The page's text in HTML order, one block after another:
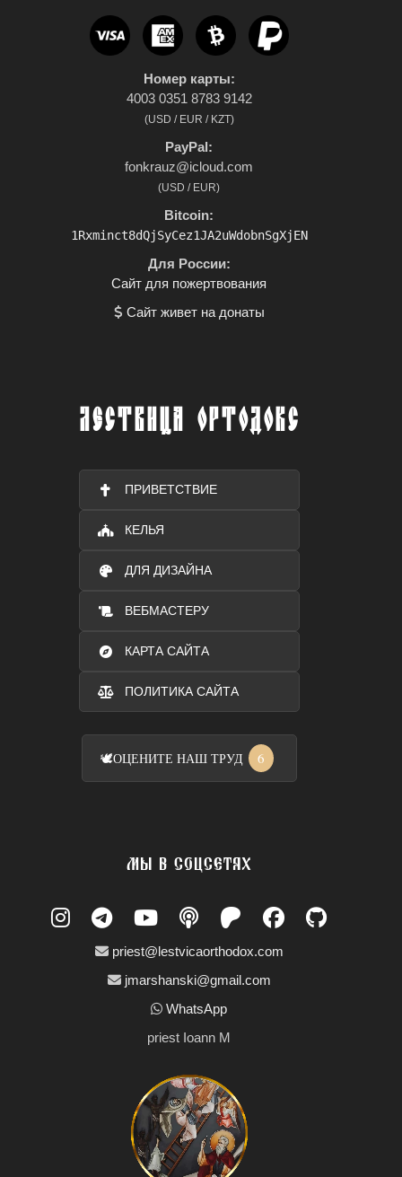
Номер карты:
4003 0351 8783 9142
(USD / EUR / KZT)
PayPal:
fonkrauz@icloud.com
(USD / EUR)
Bitcoin:
1Rxminct8dQjSyCez1JA2uWdobnSgXjEN
Для России:
Сайт для пожертвования
Сайт живет на донаты
ЛЕСТВИЦА ОРТОДОКС
ПРИВЕТСТВИЕ
КЕЛЬЯ
ДЛЯ ДИЗАЙНА
ВЕБМАСТЕРУ
КАРТА САЙТА
ПОЛИТИКА САЙТА
🕊️ОЦЕНИТЕ НАШ ТРУД 6
МЫ В СОЦСЕТЯХ
priest@lestvicaorthodox.com
jmarshanski@gmail.com
WhatsApp
priest Ioann M